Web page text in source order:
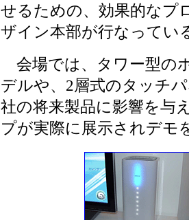
せるための、効果的なプ
ザイン本部が行なってい
会場では、タワー型の
デルや、2層式のタッチ
社の将来製品に影響を与
プが実際に展示されデモ